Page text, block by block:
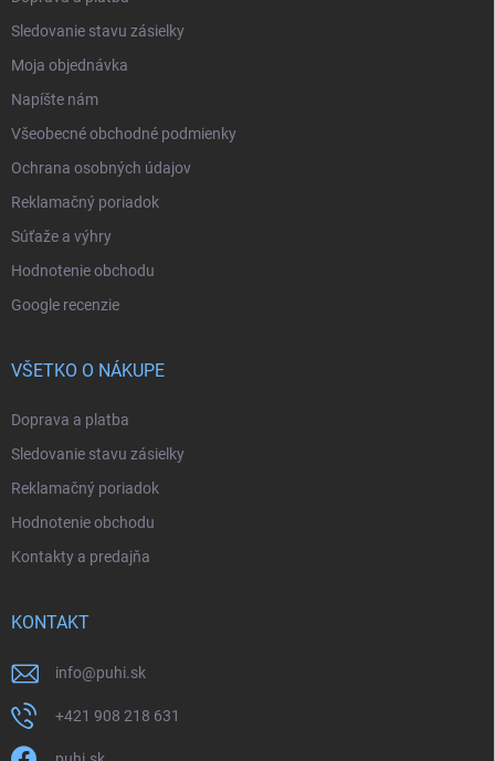
Sledovanie stavu zásielky
Moja objednávka
Napíšte nám
Všeobecné obchodné podmienky
Ochrana osobných údajov
Reklamačný poriadok
Súťaže a výhry
Hodnotenie obchodu
Google recenzie
VŠETKO O NÁKUPE
Doprava a platba
Sledovanie stavu zásielky
Reklamačný poriadok
Hodnotenie obchodu
Kontakty a predajňa
KONTAKT
info@puhi.sk
+421 908 218 631